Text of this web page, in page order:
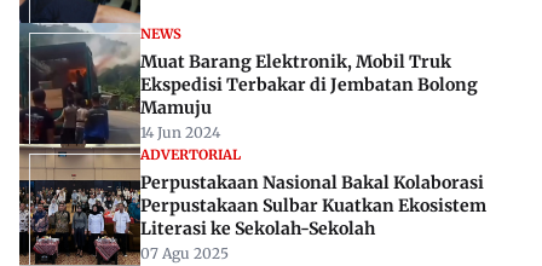
NEWS
Muat Barang Elektronik, Mobil Truk
Ekspedisi Terbakar di Jembatan Bolong
Mamuju
14 Jun 2024
ADVERTORIAL
Perpustakaan Nasional Bakal Kolaborasi
Perpustakaan Sulbar Kuatkan Ekosistem
Literasi ke Sekolah-Sekolah
07 Agu 2025